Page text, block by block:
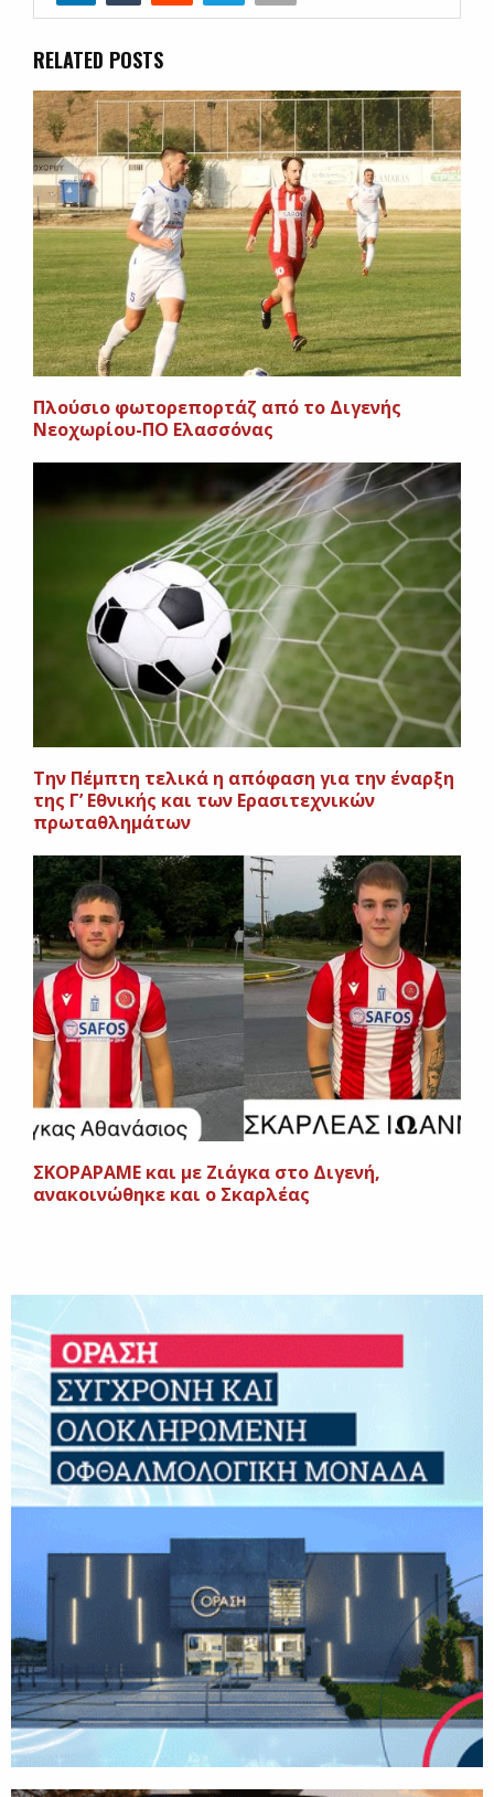
RELATED POSTS
Πλούσιο φωτορεπορτάζ από το Διγενής
Νεοχωρίου-ΠΟ Ελασσόνας
Την Πέμπτη τελικά η απόφαση για την έναρξη
της Γ’ Εθνικής και των Ερασιτεχνικών
πρωταθλημάτων
ΣΚΟΡΑΡΑΜΕ και με Ζιάγκα στο Διγενή,
ανακοινώθηκε και ο Σκαρλέας